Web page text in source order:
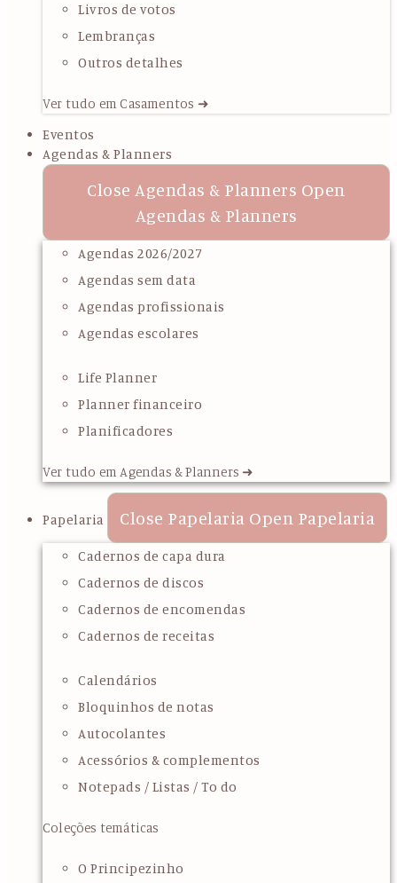
Livros de votos
Lembranças
Outros detalhes
Ver tudo em Casamentos ➜
Eventos
Agendas & Planners
Close Agendas & Planners Open
Agendas & Planners
Agendas 2026/2027
Agendas sem data
Agendas profissionais
Agendas escolares
Life Planner
Planner financeiro
Planificadores
Ver tudo em Agendas & Planners ➜
Papelaria Close Papelaria Open Papelaria
Cadernos de capa dura
Cadernos de discos
Cadernos de encomendas
Cadernos de receitas
Calendários
Bloquinhos de notas
Autocolantes
Acessórios & complementos
Notepads / Listas / To do
Coleções temáticas
O Principezinho